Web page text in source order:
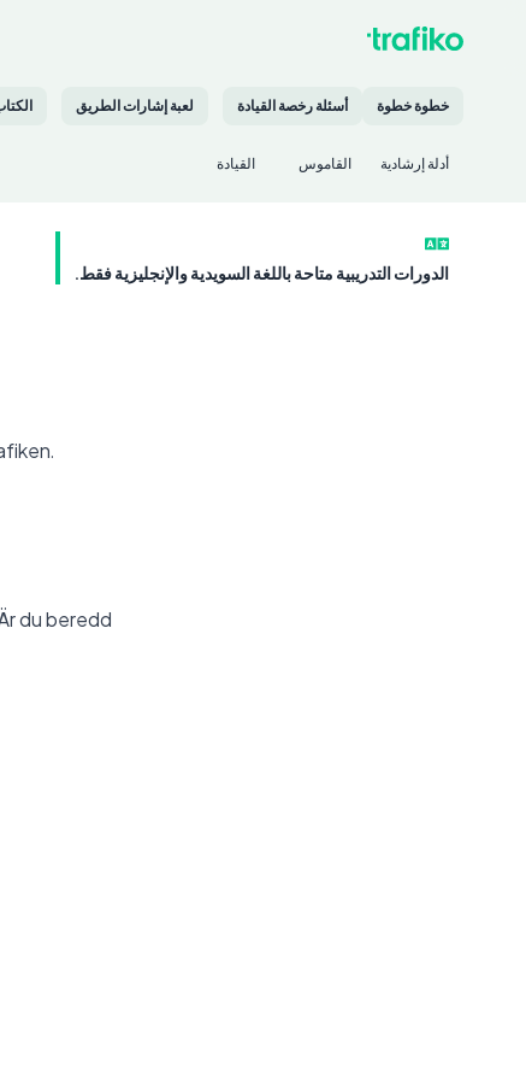
خطوة خطوة أسئلة رخصة القيادة لعبة إشارات الطريق
أدلة إرشادية القاموس القيادة
الدورات التدريبية متاحة باللغة السويدية والإنجليزية فقط.
du beredd